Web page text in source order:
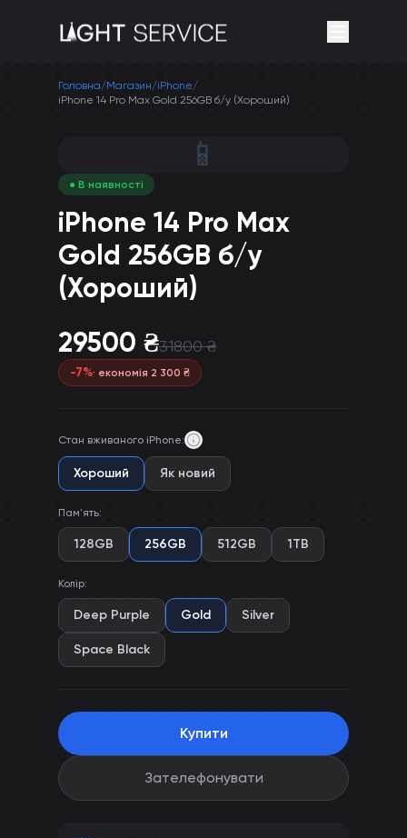
Головна/Магазин/iPhone/
iPhone 14 Pro Max Gold 256GB б/у (Хороший)
📱
● В наявності
iPhone 14 Pro Max
Gold 256GB б/у
(Хороший)
29500 ₴31800₴
-7%· економія 2 300 ₴
Стан вживаного iPhone:
Хороший Як новий
Пам'ять:
128GB 256GB 512GB 1TB
Колір:
Deep Purple Gold Silver
Space Black
Купити
Зателефонувати